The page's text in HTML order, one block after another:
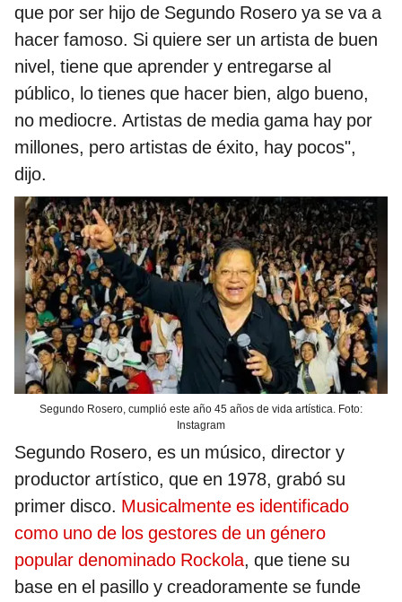
que por ser hijo de Segundo Rosero ya se va a
hacer famoso. Si quiere ser un artista de buen
nivel, tiene que aprender y entregarse al
público, lo tienes que hacer bien, algo bueno,
no mediocre. Artistas de media gama hay por
millones, pero artistas de éxito, hay pocos",
dijo.
Segundo Rosero, cumplió este año 45 años de vida artística. Foto:
Instagram
Segundo Rosero, es un músico, director y
productor artístico, que en 1978, grabó su
primer disco. Musicalmente es identificado
como uno de los gestores de un género
popular denominado Rockola, que tiene su
base en el pasillo y creadoramente se funde